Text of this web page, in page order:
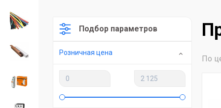
Подбор параметров
Розничная цена
По